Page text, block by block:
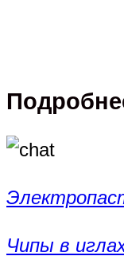
Чипы в